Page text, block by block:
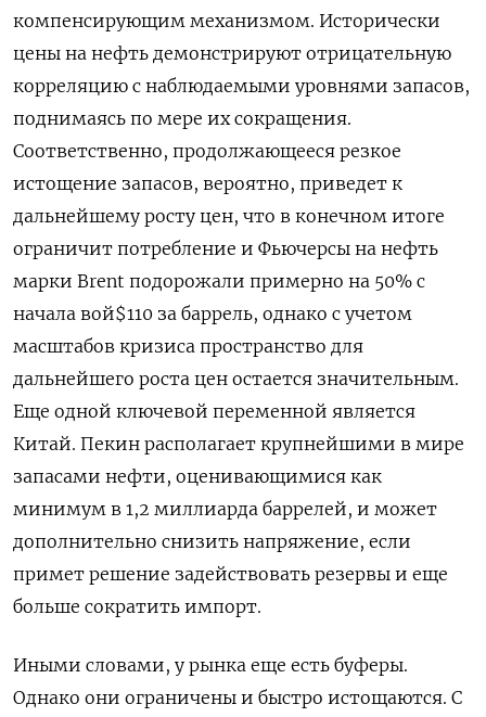
компенсирующим механизмом. Исторически
цены на нефть демонстрируют отрицательную
корреляцию с наблюдаемыми уровнями ​запасов,
поднимаясь по мере их сокращения.
Соответственно, продолжающееся резкое
истощение запасов, вероятно, ⁠приведет к
дальнейшему росту цен, что в конечном итоге
ограничит потребление и Фьючерсы на нефть
марки Brent подорожали примерно на 50% с
начала вой$110 за баррель, однако с учетом
масштабов кризиса пространство для
дальнейшего роста цен остается значительным.
Еще одной ключевой переменной является
‌Китай. Пекин располагает крупнейшими в мире
запасами нефти, оценивающимися как
минимум в 1,2 миллиарда баррелей, и может
дополнительно снизить напряжение, если
примет решение задействовать резервы и еще
больше сократить импорт.
Иными ‌словами, у рынка еще есть буферы.
Однако они ограничены и быстро истощаются. С